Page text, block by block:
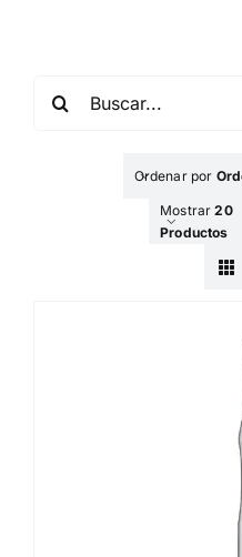
Ordenar por
Mostrar20
Productos